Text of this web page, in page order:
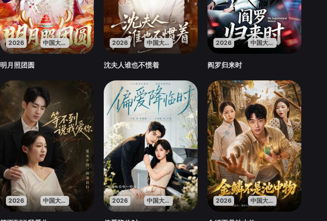
2026 中国大陆
明月照团圆
2026 中国大陆
沈夫人谁也不惯着
2026 中国大陆
阎罗归来时
2026 中国大陆 2026 中国大陆 2026 中国大陆